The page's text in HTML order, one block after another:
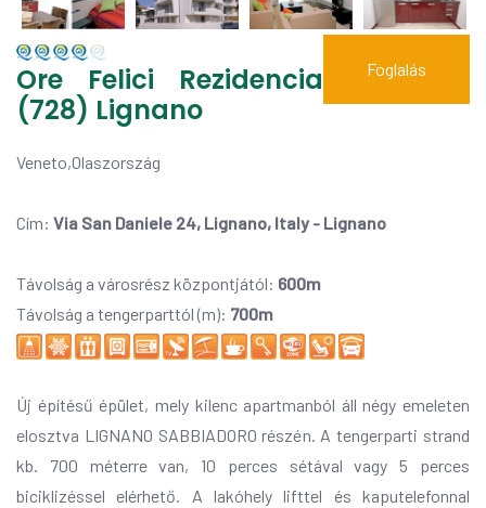
Foglalás
Ore Felici Rezidencia
(728) Lignano
Veneto,Olaszország
Cím: Via San Daniele 24, Lignano, Italy - Lignano
Távolság a városrész központjától: 600m
Távolság a tengerparttól (m): 700m
Új építésű épület, mely kilenc apartmanból áll négy emeleten
elosztva LIGNANO SABBIADORO részén. A tengerparti strand
kb. 700 méterre van, 10 perces sétával vagy 5 perces
biciklizéssel elérhető. A lakóhely lifttel és kaputelefonnal